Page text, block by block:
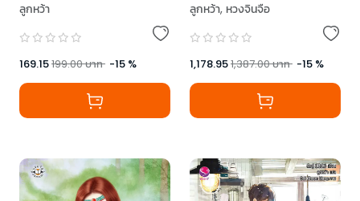
ลูกหว้า
169.15199.00บาท -15 %
ลูกหว้า, หวงจินจือ
1,178.951,387.00บาท -15 %